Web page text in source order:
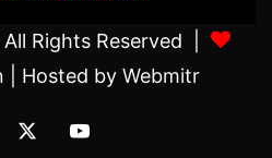
Rights Reserved |
| Hosted by Webmitr
YouTube